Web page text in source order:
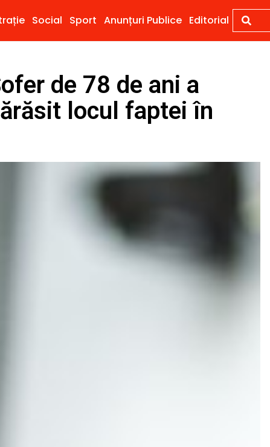
Social Sport Anunțuri Publice Editorial
de 78 de ani a
locul faptei în